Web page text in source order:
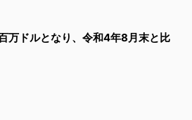
万ドルとなり、令和4年8月末と比